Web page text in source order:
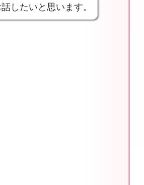
したいと思います。